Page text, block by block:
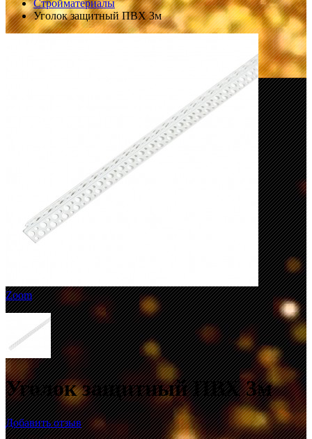
Стройматериалы
Уголок защитный ПВХ 3м
Zoom
Уголок защитный ПВХ 3м
Добавить отзыв